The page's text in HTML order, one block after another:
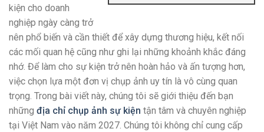
kiện cho doanh
nghiệp ngày càng trở
nên phổ biến và cần thiết để xây dựng thương hiệu, kết nối
các mối quan hệ cũng như ghi lại những khoảnh khắc đáng
nhớ. Để làm cho sự kiện trở nên hoàn hảo và ấn tượng hơn,
việc chọn lựa một đơn vị chụp ảnh uy tín là vô cùng quan
trọng. Trong bài viết này, chúng tôi sẽ giới thiệu đến bạn
những địa chỉ chụp ảnh sự kiện tận tâm và chuyên nghiệp
tại Việt Nam vào năm 2027. Chúng tôi không chỉ cung cấp